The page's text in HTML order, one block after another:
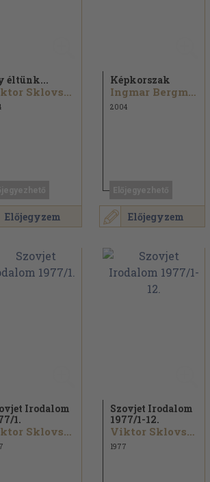
Előjegyzem
éltünk...
Viktor Sklovszkij
Előjegyzem
Képkorszak
Ingmar Bergman...
2004
Irodalom
1.
Viktor Sklovszkij...
Szovjet Irodalom
1977/1-12.
Viktor Sklovszkij...
1977